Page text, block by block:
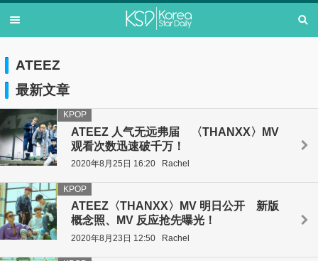
ATEEZ
最新文章
ATEEZ 人气无远弗届 〈THANXX〉MV
观看次数迅速破千万！
KPOP
2020年8月25日 16:20 Rachel
ATEEZ〈THANXX〉MV 明日公开 新版
概念照、MV 反应抢先曝光！
KPOP
2020年8月23日 12:50 Rachel